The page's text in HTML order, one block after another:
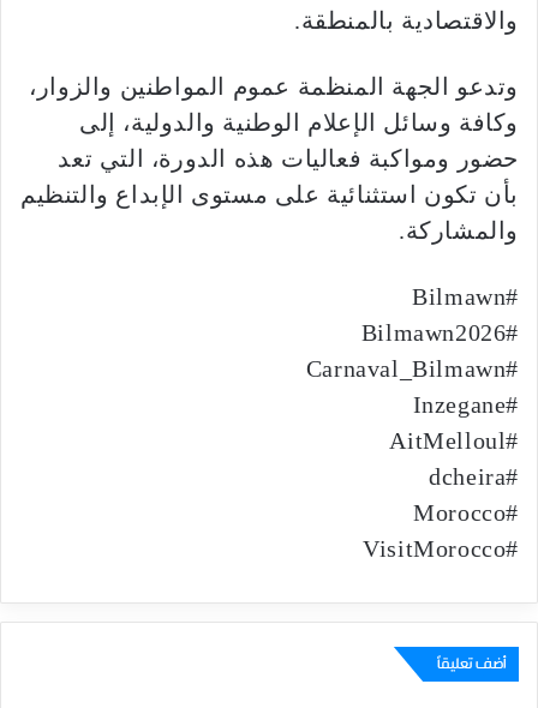
والاقتصادية بالمنطقة.
وتدعو الجهة المنظمة عموم المواطنين والزوار،
وكافة وسائل الإعلام الوطنية والدولية، إلى
حضور ومواكبة فعاليات هذه الدورة، التي تعد
بأن تكون استثنائية على مستوى الإبداع والتنظيم
والمشاركة.
#Bilmawn
#Bilmawn2026
#Carnaval_Bilmawn
#Inzegane
#AitMelloul
#dcheira
#Morocco
#VisitMorocco
أضف تعليقاً